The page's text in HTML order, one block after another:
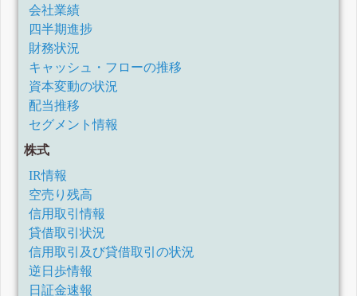
会社業績
四半期進捗
財務状況
キャッシュ・フローの推移
資本変動の状況
配当推移
セグメント情報
株式
IR情報
空売り残高
信用取引情報
貸借取引状況
信用取引及び貸借取引の状況
逆日歩情報
日証金速報